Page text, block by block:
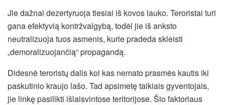
Jie dažnai dezertyruoja tiesiai iš kovos lauko. Teroristai turi
gana efektyvią kontržvalgybą, todėl jie iš anksto
neutralizuoja tuos asmenis, kurie pradeda skleisti
„demoralizuojančią“ propagandą.
Didesnė teroristų dalis kol kas nemato prasmės kautis iki
paskutinio kraujo lašo. Tad apsimetę taikiais gyventojais,
jie linkę pasilikti išlaisvintose teritorijose. Šio faktoriaus